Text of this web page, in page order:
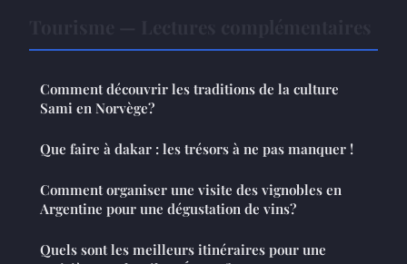
Comment découvrir les traditions de la culture
Sami en Norvège?
Que faire à dakar : les trésors à ne pas manquer !
Comment organiser une visite des vignobles en
Argentine pour une dégustation de vins?
Quels sont les meilleurs itinéraires pour une